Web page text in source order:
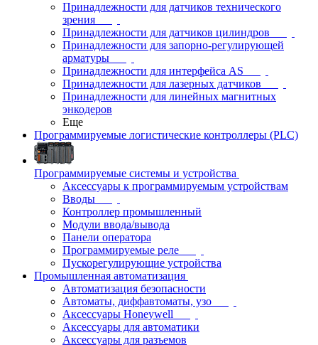
Принадлежности для датчиков технического
зрения
Принадлежности для датчиков цилиндров
Принадлежности для запорно-регулирующей
арматуры
Принадлежности для интерфейса AS
Принадлежности для лазерных датчиков
Принадлежности для линейных магнитных
энкодеров
Еще
Программируемые логистические контроллеры (PLC)
Программируемые системы и устройства
Аксессуары к программируемым устройствам
Вводы
Контроллер промышленный
Модули ввода/вывода
Панели оператора
Программируемые реле
Пускорегулирующие устройства
Промышленная автоматизация
Автоматизация безопасности
Автоматы, диффавтоматы, узо
Аксессуары Honeywell
Аксессуары для автоматики
Аксессуары для разъемов